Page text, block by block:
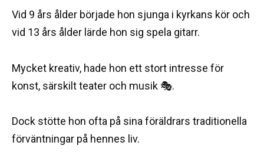
Vid 9 års ålder började hon sjunga i kyrkans kör och
vid 13 års ålder lärde hon sig spela gitarr.
Mycket kreativ, hade hon ett stort intresse för
konst, särskilt teater och musik 🎭.
Dock stötte hon ofta på sina föräldrars traditionella
förväntningar på hennes liv.